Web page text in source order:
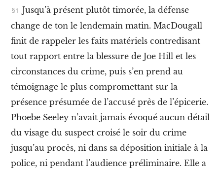
Jusqu’à présent plutôt timorée, la défense
change de ton le lendemain matin. MacDougall
finit de rappeler les faits matériels contredisant
tout rapport entre la blessure de Joe Hill et les
circonstances du crime, puis s’en prend au
témoignage le plus compromettant sur la
présence présumée de l’accusé près de l’épicerie.
Phoebe Seeley n’avait jamais évoqué aucun détail
du visage du suspect croisé le soir du crime
jusqu’au procès, ni dans sa déposition initiale à la
police, ni pendant l’audience préliminaire. Elle a